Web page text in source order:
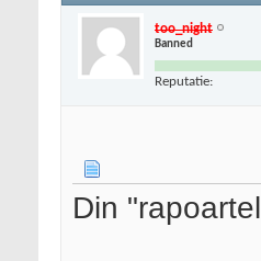
too_night
Banned
Reputatie:
Din